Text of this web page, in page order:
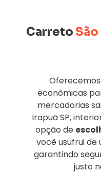
Carreto
econômicas
mercadorias
Irapuã SP,
opção de
você usufrui de
garantindo
justo